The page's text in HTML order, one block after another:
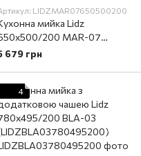
LIDZMAR07650500200
мийка Lidz
200 MAR-07
679 грн
4